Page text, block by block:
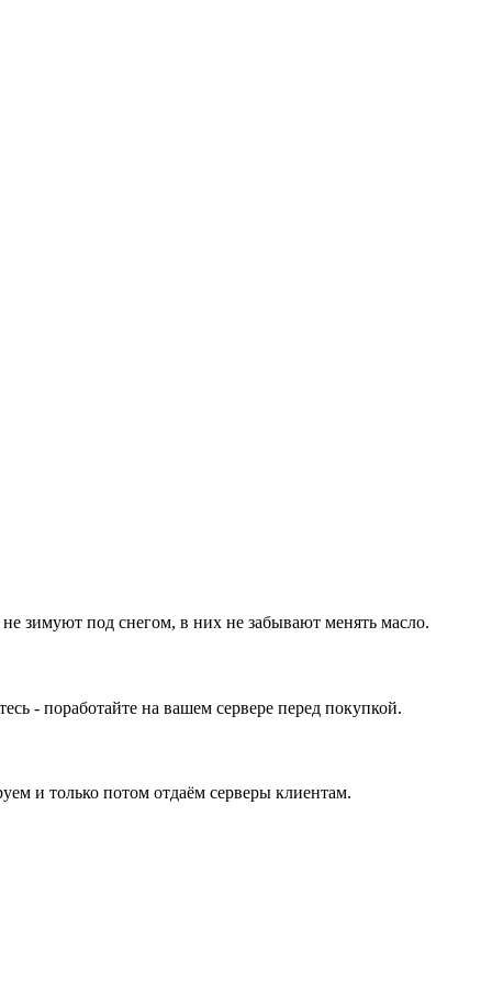
зимуют под снегом, в них не забывают менять масло.
- поработайте на вашем сервере перед покупкой.
и только потом отдаём серверы клиентам.